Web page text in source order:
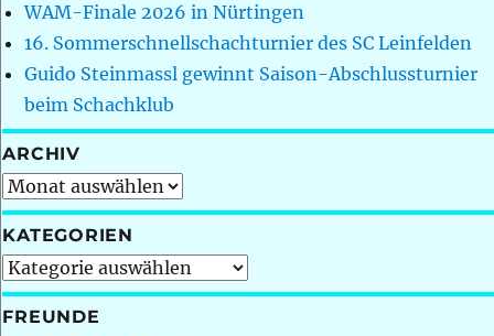
WAM-Finale 2026 in Nürtingen
16. Sommerschnellschachturnier des SC Leinfelden
Guido Steinmassl gewinnt Saison-Abschlussturnier
beim Schachklub
ARCHIV
Archiv
KATEGORIEN
Kategorien
FREUNDE